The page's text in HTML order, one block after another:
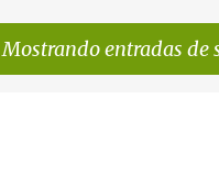
Mostrando entradas de